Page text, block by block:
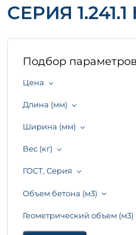
СЕРИЯ
Подбор параметров
Цена
Длина (мм)
Ширина (мм)
Вес (кг)
ГОСТ, Серия
Объем бетона (м3)
Геометрический объем (м3)